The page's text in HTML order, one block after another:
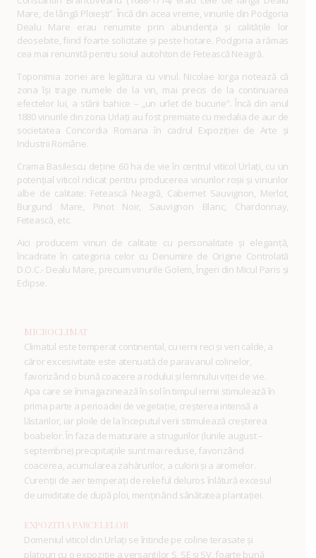
Mare, de lângă Ploiești”. Încă din acea vreme, vinurile din Podgoria
Dealu Mare erau renumite prin abundența și calitățile lor
deosebite, fiind foarte solicitate și peste hotare. Podgoria a rămas
cea mai renumită pentru soiul autohton de Fetească Neagră.
Toponimia zonei are legătura cu vinul. Nicolae Iorga notează că
zona își trage numele de la vin, mai precis de la continuarea
efectelor lui, a stării bahice – „un urlet de bucurie”. Încă din anul
1880 vinurile din zona Urlați au fost premiate cu medalia de aur de
societatea Concordia Romana în cadrul Expoziției de Arte și
Industrii Române.
Crama Basilescu deține 60 ha de vie în centrul viticol Urlați, cu un
potențial viticol ridicat pentru producerea vinurilor roșii și vinurilor
albe de calitate: Fetească Neagră, Cabernet Sauvignon, Merlot,
Burgund Mare, Pinot Noir, Sauvignon Blanc, Chardonnay,
Fetească, etc.
Aici producem vinuri de calitate cu personalitate și eleganță,
încadrate în categoria celor cu Denumire de Origine Controlată
D.O.C.- Dealu Mare, precum vinurile Golem, Îngeri din Micul Paris și
Eclipse.
MICROCLIMAT
Climatul este temperat continental, cu ierni reci și veri calde, a
căror excesivitate este atenuată de paravanul colinelor,
favorizând o bună coacere a rodului și lemnului viței de vie.
Apa care se înmagazinează în sol în timpul iernii stimulează în
prima parte a perioadei de vegetație, creșterea intensă a
lăstarilor, iar ploile de la începutul verii stimulează creșterea
boabelor. În faza de maturare a strugurilor (lunile august –
septembrie) precipitațiile sunt mai reduse, favorizând
coacerea, acumularea zahărurilor, a culorii și a aromelor.
Curenții de aer temperați de relieful deluros înlătură excesul
de umiditate de după ploi, menținând sănătatea plantației.
EXPOZITIA PARCELELOR
Domeniul viticol din Urlați se întinde pe coline terasate și
platouri cu o expoziție a versanților S, SE și SV, foarte bună